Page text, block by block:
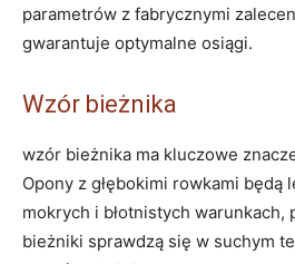
⁣parametrów z ⁣fabrycznymi
gwarantuje optymalne osiągi.
Wzór bieżnika
wzór bieżnika ma kluczowe
Opony z głębokimi rowkami będą
mokrych i błotnistych⁣ warunkach,
bieżniki sprawdzą się w suchym